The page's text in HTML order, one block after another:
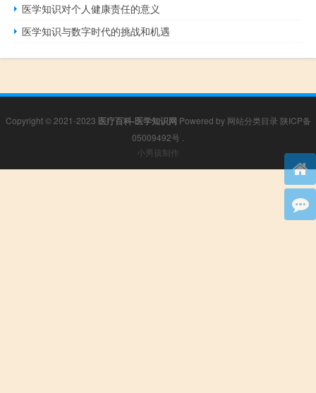
医学知识对个人健康责任的意义
医学知识与数字时代的挑战和机遇
Copyright © 2021-2023 医疗百科-医学知识网 Powered by 网站分类目录 陕ICP备
05009492号
小男孩制作